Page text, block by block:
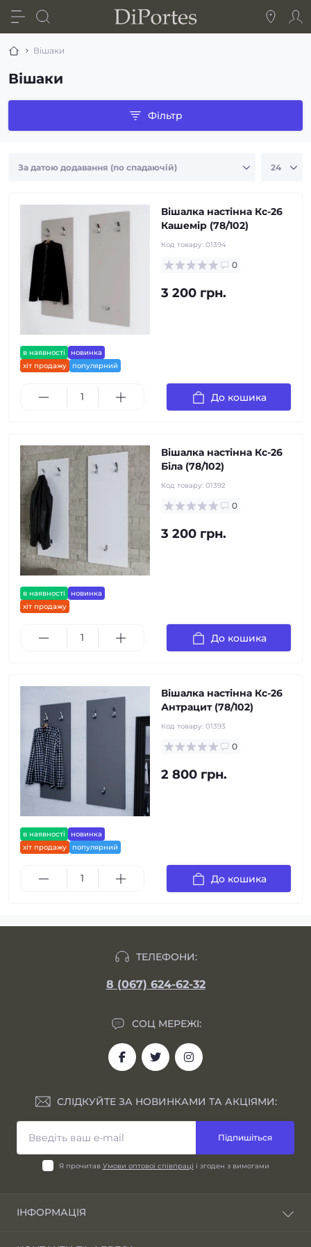
Вішаки
Вішаки
Фільтр
в наявності
новинка
хіт продажу
популярний
Вішалка настінна Кс-26
Кашемір (78/102)
Код товару: 01394
0
3 200 грн.
До кошика
в наявності
новинка
хіт продажу
Вішалка настінна Кс-26
Біла (78/102)
Код товару: 01392
0
3 200 грн.
До кошика
в наявності
новинка
хіт продажу
популярний
Вішалка настінна Кс-26
Антрацит (78/102)
Код товару: 01393
0
2 800 грн.
До кошика
ТЕЛЕФОНИ:
8 (067) 624-62-32
СОЦ МЕРЕЖІ:
СЛІДКУЙТЕ ЗА НОВИНКАМИ ТА АКЦІЯМИ:
Підпишіться
Я прочитав Умови оптової співпраці і згоден з вимогами
ІНФОРМАЦІЯ